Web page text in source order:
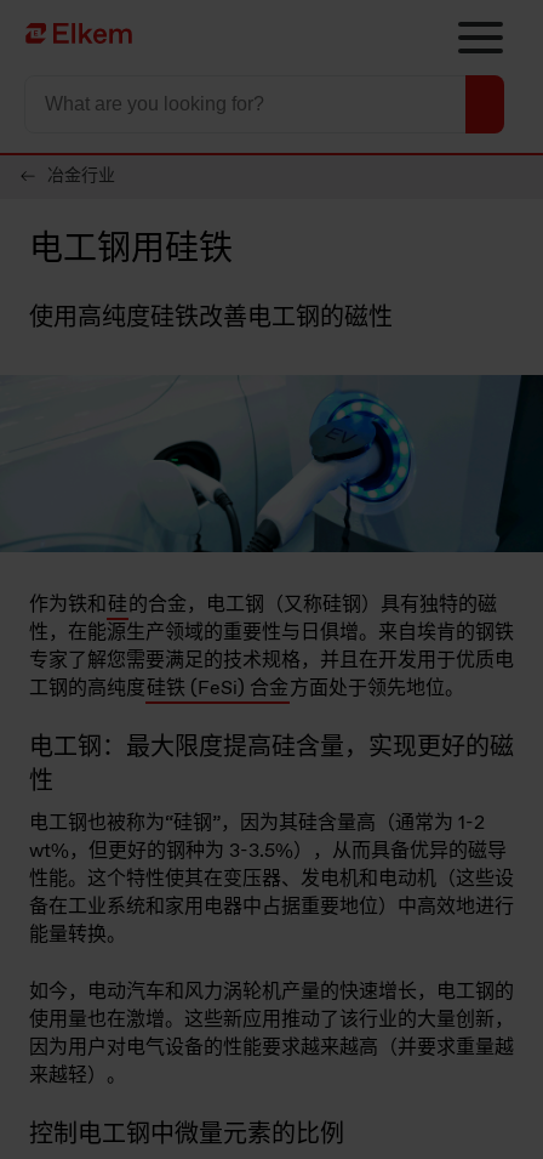
Skip to main content
To start page
冶金行业
电工钢用硅铁
使用高纯度硅铁改善电工钢的磁性
作为铁和硅的合金，电工钢（又称硅钢）具有独特的磁
性，在能源生产领域的重要性与日俱增。来自埃肯的钢铁
专家了解您需要满足的技术规格，并且在开发用于优质电
工钢的高纯度硅铁 (FeSi) 合金方面处于领先地位。
电工钢：最大限度提高硅含量，实现更好的磁
性
电工钢也被称为“硅钢”，因为其硅含量高（通常为 1-2
wt%，但更好的钢种为 3-3.5%），从而具备优异的磁导
性能。这个特性使其在变压器、发电机和电动机（这些设
备在工业系统和家用电器中占据重要地位）中高效地进行
能量转换。
如今，电动汽车和风力涡轮机产量的快速增长，电工钢的
使用量也在激增。这些新应用推动了该行业的大量创新，
因为用户对电气设备的性能要求越来越高（并要求重量越
来越轻）。
控制电工钢中微量元素的比例